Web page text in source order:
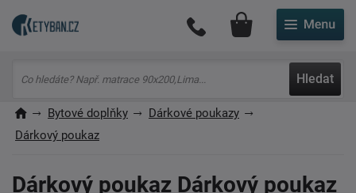
Hledat
Můj účet
Bytové doplňky
Dárkové poukazy
Dárkový poukaz
Dárkový poukaz Dárkový poukaz